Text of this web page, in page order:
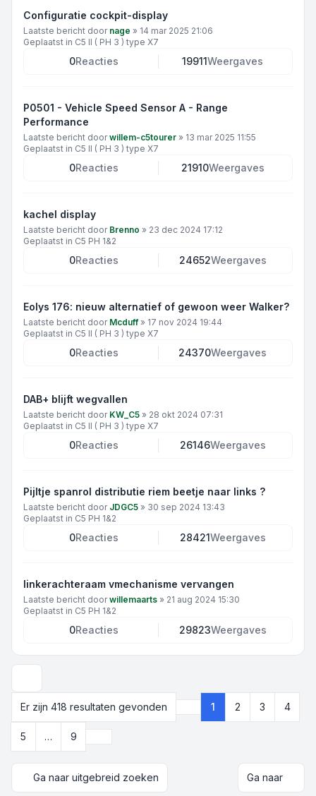
Configuratie cockpit-display
Laatste bericht door nage » 14 mar 2025 21:06
Geplaatst in C5 II ( PH 3 ) type X7
0Reacties 19911Weergaves
P0501 - Vehicle Speed Sensor A - Range
Performance
Laatste bericht doorwillem-c5tourer » 13 mar 2025 11:55
Geplaatst in C5 II ( PH 3 ) type X7
0Reacties 21910Weergaves
kachel display
Laatste bericht door Brenno » 23 dec 2024 17:12
Geplaatst in C5 PH 1&2
0Reacties 24652Weergaves
Eolys 176: nieuw alternatief of gewoon weer Walker?
Laatste bericht door Mcduff» 17 nov 2024 19:44
Geplaatst in C5 II ( PH 3 ) type X7
0Reacties 24370Weergaves
DAB+ blijft wegvallen
Laatste bericht door KW_C5 » 28 okt 2024 07:31
Geplaatst in C5 II ( PH 3 ) type X7
0Reacties 26146Weergaves
Pijltje spanrol distributie riem beetje naar links ?
Laatste bericht door JDGC5 » 30 sep 2024 13:43
Geplaatst in C5 PH 1&2
0Reacties 28421Weergaves
linkerachteraam vmechanisme vervangen
Laatste bericht doorwillemaarts » 21 aug 2024 15:30
Geplaatst in C5 PH 1&2
0Reacties 29823Weergaves
Er zijn 418 resultaten gevonden
Pagina van
1 2 3 4
5 … 9
Ga naar uitgebreid zoeken Ga naar